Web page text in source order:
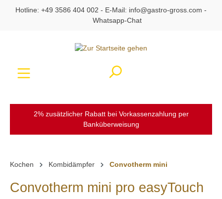
springen
Hotline: +49 3586 404 002 - E-Mail: info@gastro-gross.com -
Whatsapp-Chat
2% zusätzlicher Rabatt bei Vorkassenzahlung per
Banküberweisung
Kochen Kombidämpfer Convotherm mini
Convotherm mini pro easyTouch